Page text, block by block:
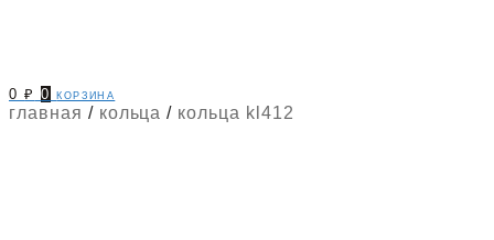
0₽ 0 корзина
главная / кольца / кольца kl412